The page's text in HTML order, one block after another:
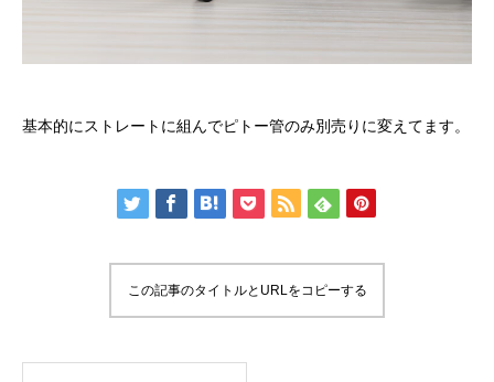
基本的にストレートに組んでピトー管のみ別売りに変えてます。
この記事のタイトルとURLをコピーする